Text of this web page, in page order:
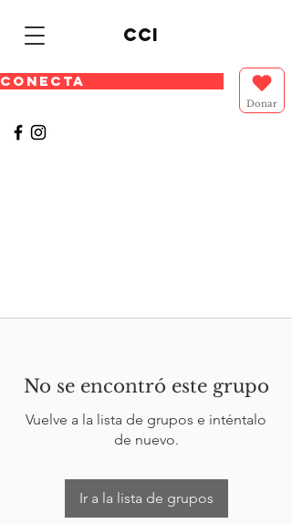
cci
CONECTA
Donar
No se encontró este grupo
Vuelve a la lista de grupos e inténtalo
de nuevo.
Ir a la lista de grupos